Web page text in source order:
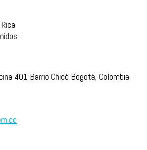
401 Barrio Chicó Bogotá, Colombia